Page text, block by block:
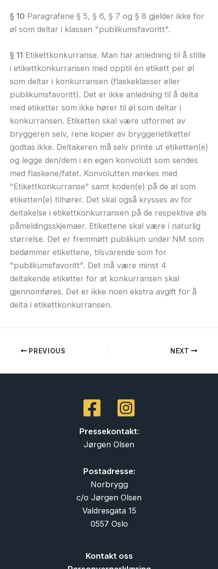
§ 10 Paragrafene § 5, § 6, § 7 og § 8 gjelder ikke for
øl som deltar i klassen "publikumsfavoritt".
§ 11 Etikettkonkurranse. Man har anledning til å stille
i etikettkonkurransen med opptil én etikett per øl
som deltar i konkurransen (flaskeklasser eller
publikumsfavoritt). Det er ikke anledning til å delta
med etiketter som ikke hører til øl som deltar i
konkurransen. Etiketten skal være utformet av
bryggeren selv, rene kopier av bryggerietiketter
godtas ikke. Deltakeren må selv printe ut etiketten(e)
og legge den/dem i en egen konvolutt som sendes
med flaskene/fatet. Konvolutten merkes med
"Etikettkonkurranse" samt koden(e) på de øl som
etiketten(e) tilhører. Det skal også krysses av for
deltakelse i etikettkonkurransen på de respektive øls
påmeldingsskjemaer. Etikettene skal være i naturlig
størrelse. Det er fremmøtt publikum under NM som
bedømmer etikettene, tilsvarende som for
"publikumsfavoritt". Det må være minst 4
deltakende etiketter for at konkurransen skal
gjennomføres. Det er ikke noen ekstra avgift for å
delta i etikettkonkurransen.
PREVIOUS NEXT
Pressekontakt:
Jørgen Olsen
Postadresse:
Norbrygg
c/o Jørgen Olsen
Valdresgata 15
0557 Oslo
Kontakt oss